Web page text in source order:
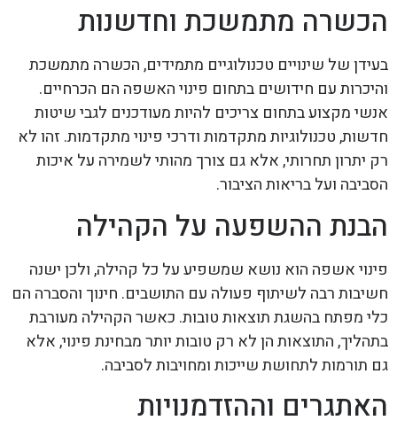
הכשרה מתמשכת וחדשנות
בעידן של שינויים טכנולוגיים מתמידים, הכשרה מתמשכת
והיכרות עם חידושים בתחום פינוי האשפה הם הכרחיים.
אנשי מקצוע בתחום צריכים להיות מעודכנים לגבי שיטות
חדשות, טכנולוגיות מתקדמות ודרכי פינוי מתקדמות. זהו לא
רק יתרון תחרותי, אלא גם צורך מהותי לשמירה על איכות
הסביבה ועל בריאות הציבור.
הבנת ההשפעה על הקהילה
פינוי אשפה הוא נושא שמשפיע על כל קהילה, ולכן ישנה
חשיבות רבה לשיתוף פעולה עם התושבים. חינוך והסברה הם
כלי מפתח בהשגת תוצאות טובות. כאשר הקהילה מעורבת
בתהליך, התוצאות הן לא רק טובות יותר מבחינת פינוי, אלא
גם תורמות לתחושת שייכות ומחויבות לסביבה.
האתגרים וההזדמנויות